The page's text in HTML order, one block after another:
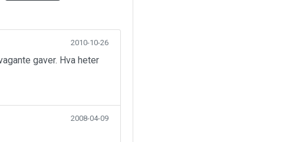
2010-10-26
gaver. Hva heter
2008-04-09